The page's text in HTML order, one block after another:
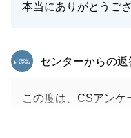
本当にありがとうご
東急リバブル
センターからの返
この度は、CSアンケ